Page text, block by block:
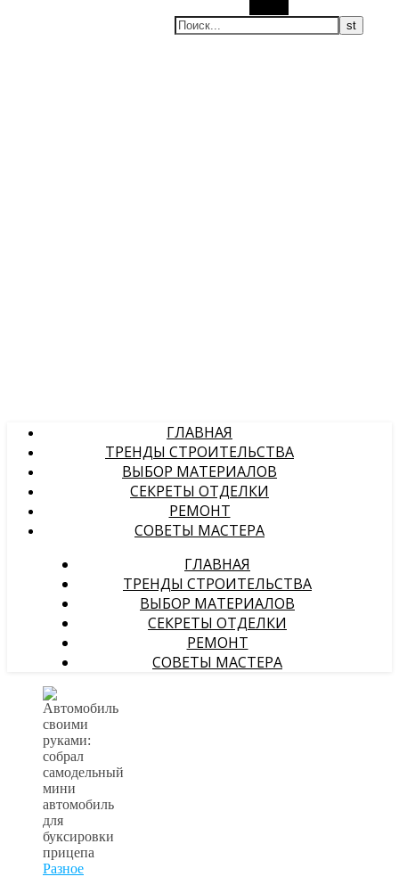
ГЛАВНАЯ
ТРЕНДЫ СТРОИТЕЛЬСТВА
ВЫБОР МАТЕРИАЛОВ
СЕКРЕТЫ ОТДЕЛКИ
РЕМОНТ
СОВЕТЫ МАСТЕРА
ГЛАВНАЯ
ТРЕНДЫ СТРОИТЕЛЬСТВА
ВЫБОР МАТЕРИАЛОВ
СЕКРЕТЫ ОТДЕЛКИ
РЕМОНТ
СОВЕТЫ МАСТЕРА
Разное